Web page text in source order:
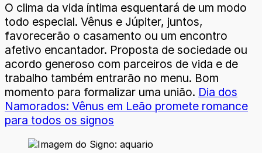
O clima da vida íntima esquentará de um modo
todo especial. Vênus e Júpiter, juntos,
favorecerão o casamento ou um encontro
afetivo encantador. Proposta de sociedade ou
acordo generoso com parceiros de vida e de
trabalho também entrarão no menu. Bom
momento para formalizar uma união. Dia dos
Namorados: Vênus em Leão promete romance
para todos os signos